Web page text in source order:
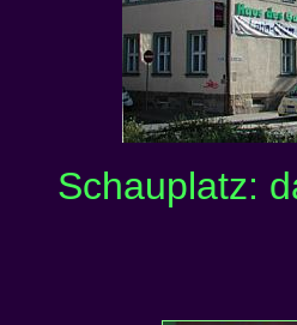
Schauplatz: